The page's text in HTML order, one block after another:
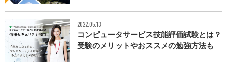
2022.05.13
コンピュータサービス技能評価試験とは？
受験のメリットやおススメの勉強方法も